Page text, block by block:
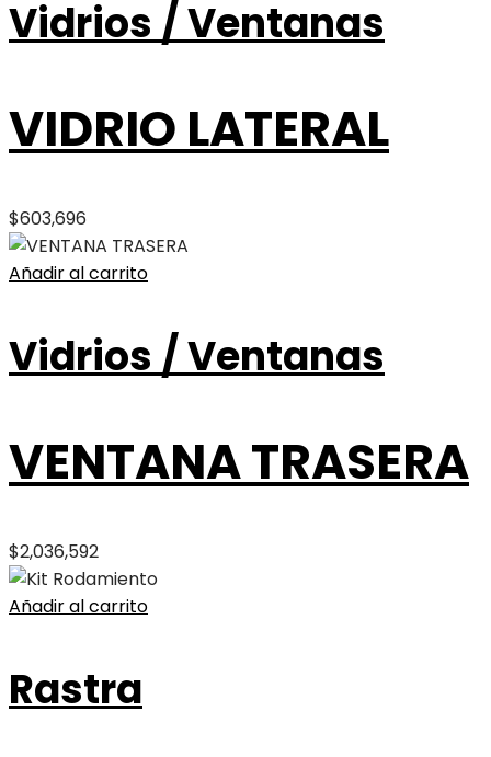
Vidrios / Ventanas
VIDRIO LATERAL
$603,696
Añadir al carrito
Vidrios / Ventanas
VENTANA TRASERA
$2,036,592
Añadir al carrito
Rastra